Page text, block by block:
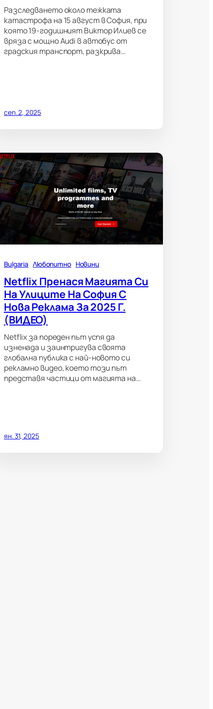
Разследването около тежката
катастрофа на 15 август в София, при
която 19-годишният Виктор Илиев се
вряза с мощно Audi в автобус от
градския транспорт, разкрива…
сеп. 2, 2025
Bulgaria Любопитно Новини
Netflix Пренася Магията Си
На Улиците На София С
Нова Реклама За 2025 Г.
(ВИДЕО)
Netflix за пореден път успя да
изненада и заинтригува своята
глобална публика с най-новото си
рекламно видео, което този път
представя частици от магията на…
ян. 31, 2025